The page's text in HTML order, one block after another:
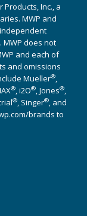
Inc., a
MWP and
does not
and each of
and omissions
Mueller®,
®, i2O®, Jones®,
®, Singer®, and
brands to